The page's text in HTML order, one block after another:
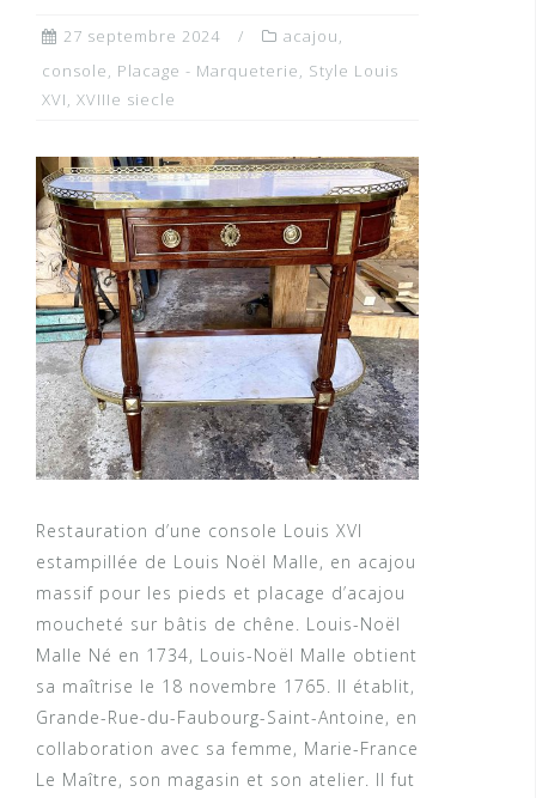
27 septembre 2024 acajou,
console, Placage - Marqueterie, Style Louis
XVI, XVIIIe siecle
Restauration d’une console Louis XVI
estampillée de Louis Noël Malle, en acajou
massif pour les pieds et placage d’acajou
moucheté sur bâtis de chêne. Louis-Noël
Malle Né en 1734, Louis-Noël Malle obtient
sa maîtrise le 18 novembre 1765. Il établit,
Grande-Rue-du-Faubourg-Saint-Antoine, en
collaboration avec sa femme, Marie-France
Le Maître, son magasin et son atelier. Il fut